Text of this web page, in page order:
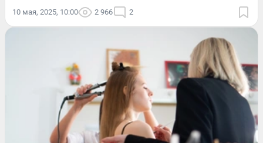
10 мая, 2025, 10:00 2 966 2